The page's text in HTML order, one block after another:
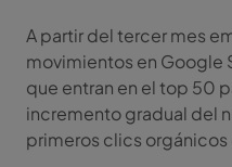
A partir del tercer mes
movimientos en Google
que entran en el top 50
incremento gradual del
primeros clics